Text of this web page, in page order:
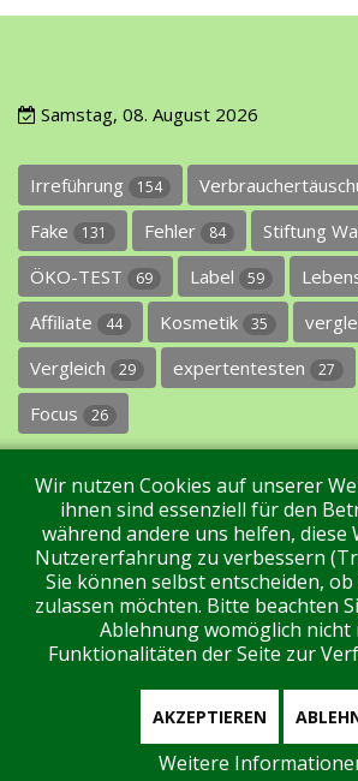
Samstag, 08. August 2026
Irreführung 154
Fake 131 Fehler 84 Stiftung
ÖKO-TEST 69 Label 59
Affiliate 44 Kosmetik 35
Vergleich 29 expertentesten 27
Focus 26
Impressum Datenschutz Über
Tags Unterstützen Sie uns! Login
Aktuell sind 202 Gäste und keine
Wir nutzen Cookies auf unserer
ihnen sind essenziell für den
während andere uns helfen, diese
Nutzererfahrung zu verbessern
Sie können selbst entscheiden, ob
zulassen möchten. Bitte beachten
Ablehnung womöglich nicht
Funktionalitäten der Seite zur
AKZEPTIEREN
Weitere